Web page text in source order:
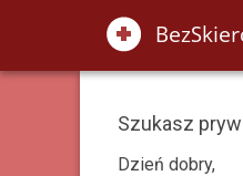
Szukasz
Dzień dobry,